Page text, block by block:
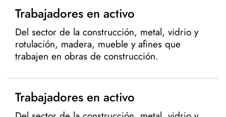
Trabajadores en activo
Del sector de la construcción, metal, vidrio y
rotulación, madera, mueble y afines que
trabajen en obras de construcción.
Trabajadores en activo